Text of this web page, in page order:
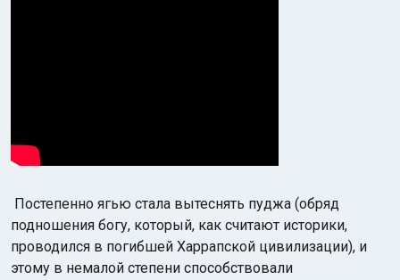
Постепенно ягью стала вытеснять пуджа (обряд
подношения богу, который, как считают историки,
проводился в погибшей Харрапской цивилизации), и
этому в немалой степени способствовали